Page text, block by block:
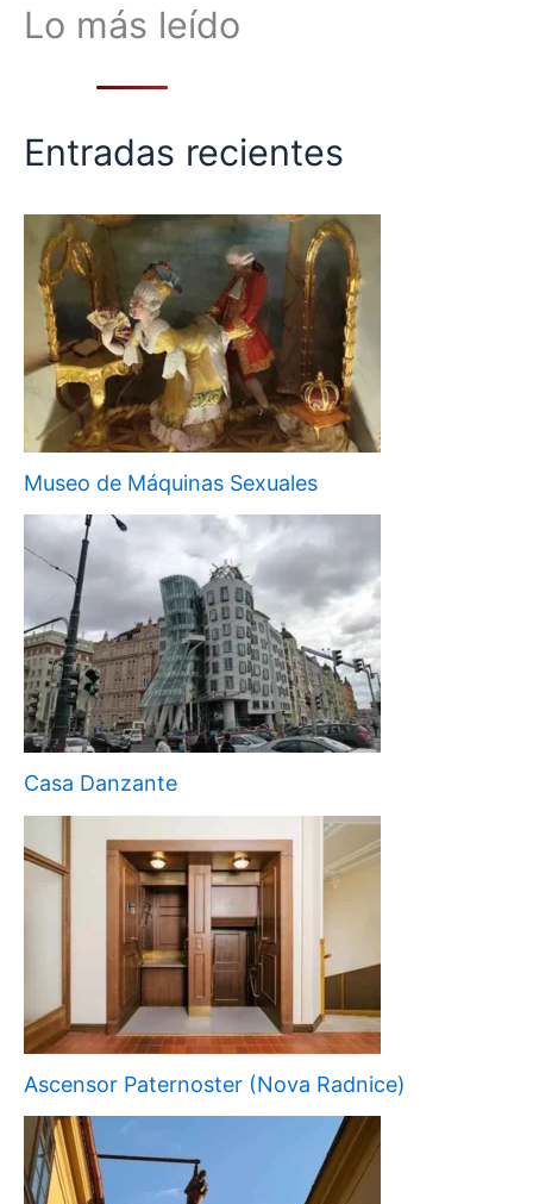
Lo más leído
Entradas recientes
Museo de Máquinas Sexuales
Casa Danzante
Ascensor Paternoster (Nova Radnice)